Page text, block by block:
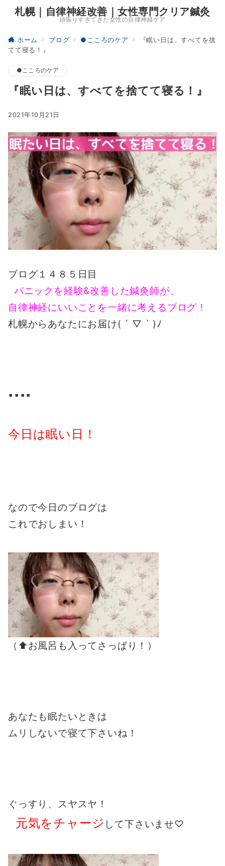
札幌｜自律神経改善｜女性専門クリア鍼灸
頑張りすぎてきた女性の自律神経ケア
ホーム ブログ ●こころのケア
『眠い日は、すべてを捨
てて寝る！』
●こころのケア
『眠い日は、すべてを捨てて寝る！』
2021年10月21日
ブログ１４８５日目
パニックを経験&改善した鍼灸師が、
自律神経にいいことを一緒に考えるブログ！
札幌からあなたにお届け( ´ ▽ ` )ﾉ
▪️▪️▪️▪️
今日は眠い日！
なので今日のブログは
これでおしまい！
（⬆︎お風呂も入ってさっぱり！）
あなたも眠たいときは
ムリしないで寝て下さいね！
ぐっすり、スヤスヤ！
元気をチャージ して下さいませ♡